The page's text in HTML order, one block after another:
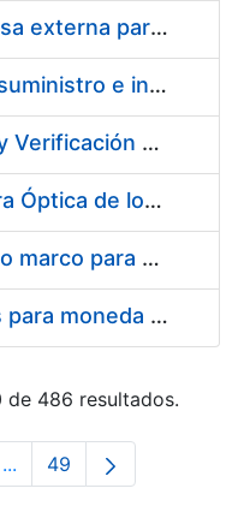
Servicios de una empresa externa para el asesoramiento y resolución de los recursos de alzada que se presentan relacionados con procesos de selección para la FNMT-RCM
Acuerdo marco para el suministro e instalación de persianas, estores y otros complementos
Servicio de Calibración y Verificación Externa de los Equipos de Medición del Servicio de Prevención de la FNMT-RCM
Conexión mediante Fibra Óptica de los Centros de Proceso de Datos (CPDs) de las sedes de la FNMT-RCM de Burgos y Madrid
Contratación de acuerdo marco para el Suministro de Material de Electricidad para la Fábrica Nacional de Moneda y Timbre-Real Casa de la Moneda en su centro de trabajo de Burgos
Suministro de estuches para moneda de 30 €
de 486 resultados.
...Páxinas intermedias Use
Páxina
49